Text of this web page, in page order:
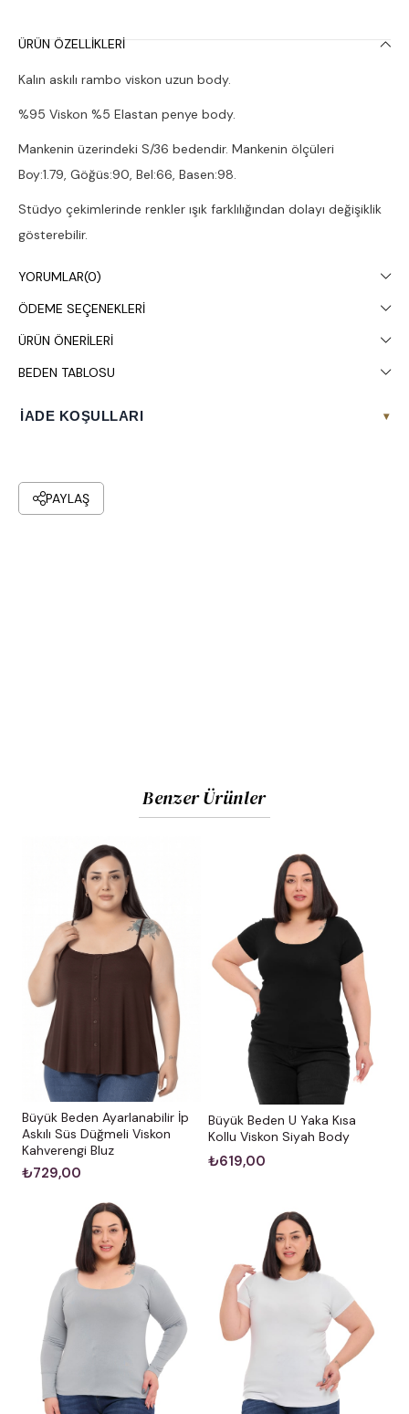
ÜRÜN ÖZELLIKLERI
Kalın askılı rambo viskon uzun body.
%95 Viskon %5 Elastan penye body.
Mankenin üzerindeki S/36 bedendir. Mankenin ölçüleri
Boy:1.79, Göğüs:90, Bel:66, Basen:98.
Stüdyo çekimlerinde renkler ışık farklılığından dolayı değişiklik
gösterebilir.
Çamaşır makinesinde 30° yıkanması tavsiye edilir.
YORUMLAR(0)
ÖDEME SEÇENEKLERI
ÜRÜN ÖNERILERI
BEDEN TABLOSU
İADE KOŞULLARI ▾
PAYLAŞ
Benzer Ürünler
Büyük Beden Ayarlanabilir İp
Askılı Süs Düğmeli Viskon
Kahverengi Bluz
₺729,00
Büyük Beden U Yaka Kısa
Kollu Viskon Siyah Body
₺619,00